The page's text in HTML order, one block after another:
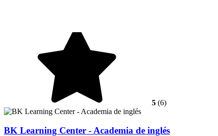
5 (6)
BK Learning Center - Academia de inglés